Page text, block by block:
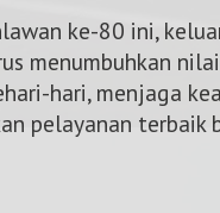
ke-80 ini,
menumbuhkan
hari, menjaga
pelayanan terbaik